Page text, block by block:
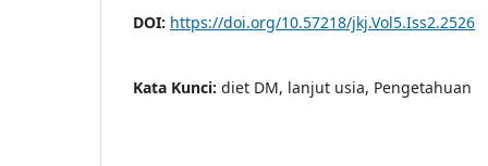
DOI: https://doi.org/10.57218/jkj.Vol5.Iss2.2526
Kata Kunci: diet DM, lanjut usia, Pengetahuan